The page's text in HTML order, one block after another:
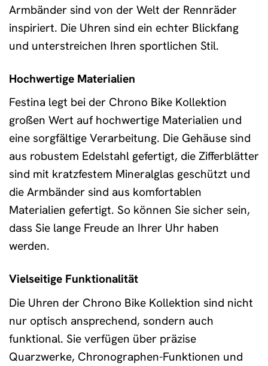
Armbänder sind von der Welt der Rennräder
inspiriert. Die Uhren sind ein echter Blickfang
und unterstreichen Ihren sportlichen Stil.
Hochwertige Materialien
Festina legt bei der Chrono Bike Kollektion
großen Wert auf hochwertige Materialien und
eine sorgfältige Verarbeitung. Die Gehäuse sind
aus robustem Edelstahl gefertigt, die Zifferblätter
sind mit kratzfestem Mineralglas geschützt und
die Armbänder sind aus komfortablen
Materialien gefertigt. So können Sie sicher sein,
dass Sie lange Freude an Ihrer Uhr haben
werden.
Vielseitige Funktionalität
Die Uhren der Chrono Bike Kollektion sind nicht
nur optisch ansprechend, sondern auch
funktional. Sie verfügen über präzise
Quarzwerke, Chronographen-Funktionen und